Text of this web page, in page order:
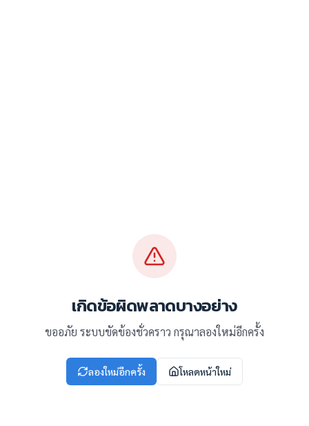
เกิดข้อผิดพลาดบางอย่าง
ขออภัย ระบบขัดข้องชั่วคราว กรุณาลองใหม่อีกครั้ง
ลองใหม่อีกครั้ง โหลดหน้าใหม่